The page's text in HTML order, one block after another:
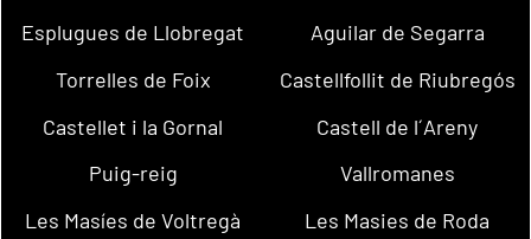
Esplugues de Llobregat
Aguilar de Segarra
Torrelles de Foix
Castellfollit de Riubregós
Castellet i la Gornal
Castell de l´Areny
Puig-reig
Vallromanes
Les Masíes de Voltregà
Les Masies de Roda